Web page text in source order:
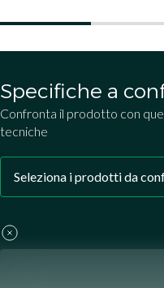
Specifiche a
Confronta il prodotto con
tecniche